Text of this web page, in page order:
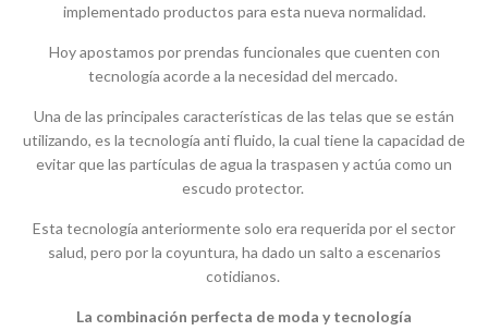
implementado productos para esta nueva normalidad.
Hoy apostamos por prendas funcionales que cuenten con
tecnología acorde a la necesidad del mercado.
Una de las principales características de las telas que se están
utilizando, es la tecnología anti fluido, la cual tiene la capacidad de
evitar que las partículas de agua la traspasen y actúa como un
escudo protector.
Esta tecnología anteriormente solo era requerida por el sector
salud, pero por la coyuntura, ha dado un salto a escenarios
cotidianos.
La combinación perfecta de moda y tecnología